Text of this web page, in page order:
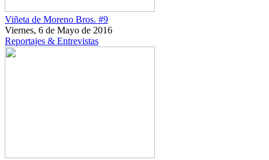
Viñeta de Moreno Bros. #9
Viernes, 6 de Mayo de 2016
Reportajes & Entrevistas